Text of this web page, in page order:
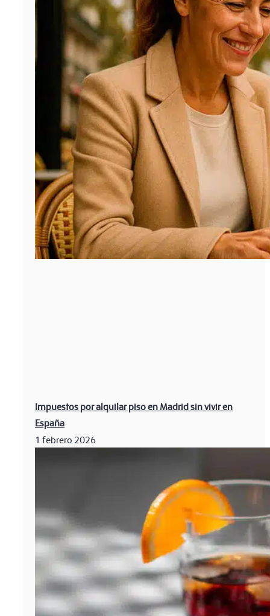
Impuestos por alquilar piso en Madrid sin vivir en
España
1 febrero 2026